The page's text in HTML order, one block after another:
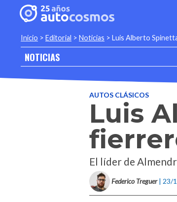
Inicio > Editorial > Noticias > Luis Alberto
NOTICIAS
AUTOS CLÁSICOS
Luis
El líder de
Federico Treguer | 23/